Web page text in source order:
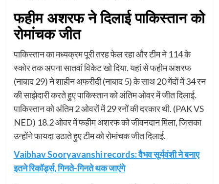
फहीम अशरफ ने दिलाई पाकिस्तान को
रोमांचक जीत
पाकिस्तान का मध्यक्रम पूरी तरह फेल रहा और टीम ने 114 के
स्कोर तक अपना सातवां विकेट खो दिया. यहां से फहीम अशरफ
(नाबाद 29) ने शाहीन अफरीदी (नाबाद 5) के साथ 20 गेंदों में 34 रन
की साझेदारी करते हुए पाकिस्तान को अंतिम ओवर में जीत दिलाई.
पाकिस्तान को अंतिम 2 ओवरों में 29 रनों की दरकार थी. (PAK VS
NED) 18.2 ओवर में फहीम अशरफ को जीवनदान मिला, जिसका
उन्होंने फायदा उठाते हुए टीम को रोमांचक जीत दिलाई.
Vaibhav Sooryavanshi records: वैभव सूर्यवंशी ने बनाए
इतने रिकॉर्ड्स, गिनते-गिनते थक जाएंगे